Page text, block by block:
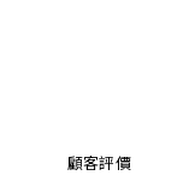
顧客評價